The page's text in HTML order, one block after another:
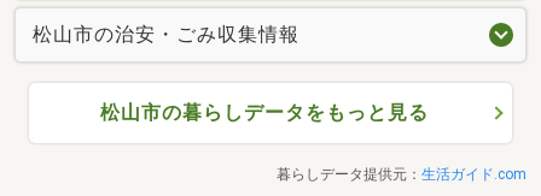
松山市の治安・ごみ収集情報
松山市の暮らしデータをもっと見る
暮らしデータ提供元： 生活ガイド.com